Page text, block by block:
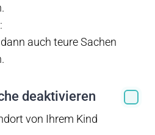
auch teure Sachen
deaktivieren
von Ihrem Kind